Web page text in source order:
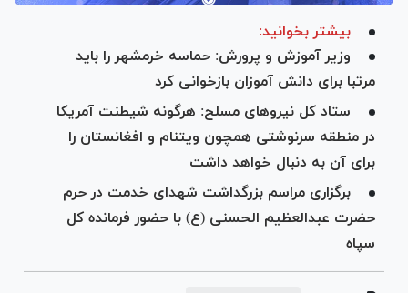
بیشتر بخوانید:
وزیر آموزش و پرورش: حماسه خرمشهر را باید
مرتبا برای دانش آموزان بازخوانی کرد
ستاد کل نیرو‌های مسلح: هرگونه شیطنت آمریکا
در منطقه سرنوشتی همچون ویتنام و افغانستان را
برای آن به دنبال خواهد داشت
برگزاری مراسم بزرگداشت شهدای خدمت در حرم
حضرت عبدالعظیم الحسنی (ع) با حضور فرمانده کل
سپاه